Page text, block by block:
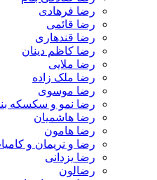
رضا فرهادی
رضا قائمی
رضا قندهاری
رضا کاظم دینان
رضا ملایی
رضا ملک زاده
رضا موسوی
رضا نمو و سکسکه بند
رضا هاشمیان
رضا هامون
رضا و نریمان و کامیاب
رضا یزدانی
رضالون